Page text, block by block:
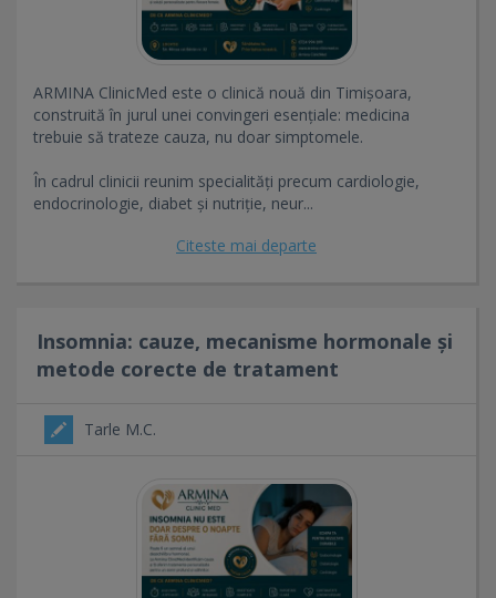
ARMINA ClinicMed este o clinică nouă din Timișoara,
construită în jurul unei convingeri esențiale: medicina
trebuie să trateze cauza, nu doar simptomele.
În cadrul clinicii reunim specialități precum cardiologie,
endocrinologie, diabet și nutriție, neur...
Citeste mai departe
Insomnia: cauze, mecanisme hormonale și
metode corecte de tratament
Tarle M.C.